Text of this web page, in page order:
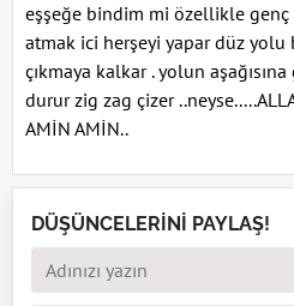
eşşeğe bindim mi özellikle genç
atmak ici herşeyi yapar düz yolu
çıkmaya kalkar . yolun
durur zig zag çizer
AMİN AMİN..
DÜŞÜNCELERİNİ PAYLAŞ!